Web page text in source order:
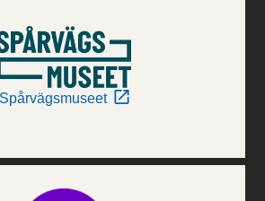
Spårvägsmuseet